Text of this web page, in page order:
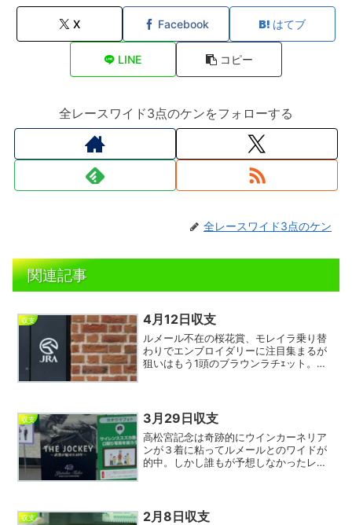
X Facebook はてブ
LINE コピー
全レースワイド3点のケンをフォローする
全レースワイド3点のケン
関連記事
収支 4月12日収支
ルメール不在の桜花賞、モレイラ乗り替
わりでエンブロイダリーに注目集まるが
狙いはもう1頭のブラウンラチｪット。大
は⑱から②⑦⑨へワイ...
収支 3月29日収支
高松宮記念は奇跡的にウインカーネリア
ンが３着に粘ってルメールとのワイドが
的中。しかし誰もが予想しなかったレッ
と思うので配当が安くても...
収支 2月8日収支